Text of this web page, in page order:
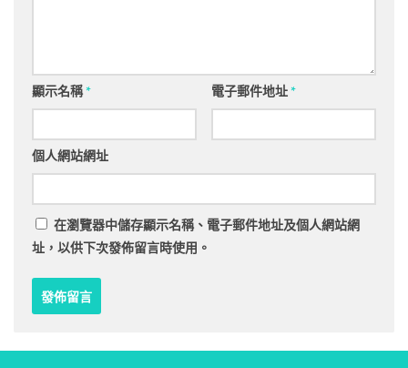
顯示名稱* 電子郵件地址*
個人網站網址
在瀏覽器中儲存顯示名稱、電子郵件地址及個人網站網
址，以供下次發佈留言時使用。